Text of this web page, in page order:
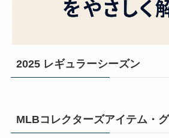
2025 レギュラーシーズン
MLBコレクターズアイテム・